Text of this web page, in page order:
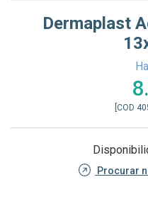
Dermaplast
[COD
Procurar